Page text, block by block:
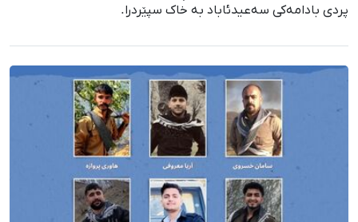
پردی بادامەکی سەعیدئاباد بە خاک سپێردرا.